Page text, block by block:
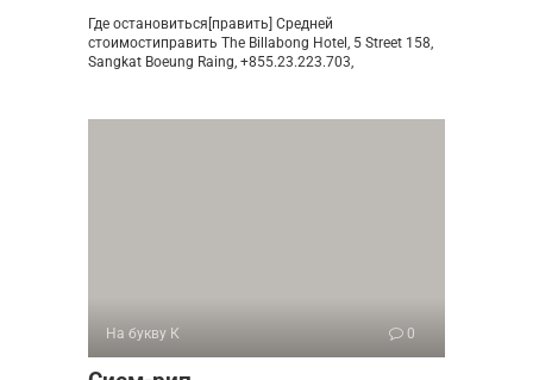
Где остановиться[править] Средней
стоимостиправить The Billabong Hotel, 5 Street 158,
Sangkat Boeung Raing, +855.23.223.703,
На букву К 0